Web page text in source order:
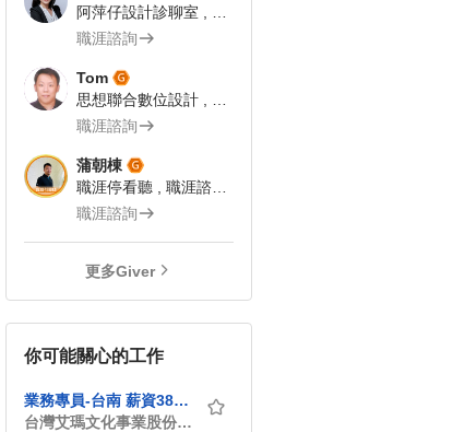
職涯諮詢
Tom
職涯諮詢
蒲朝棟
職涯諮詢
更多Giver
你可能關心的工作
業務專員-台南 薪資38000+獎金(無經驗可培訓)
台灣艾瑪文化事業股份有限公司